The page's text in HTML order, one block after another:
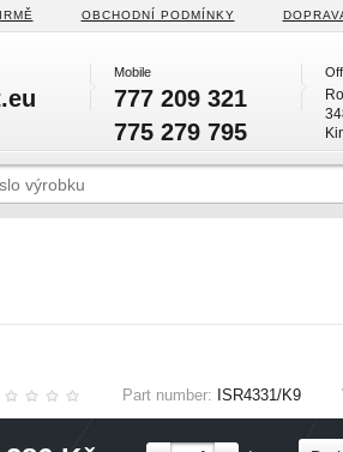
OBCHODNÍ PODMÍNKY
Mobile
777 209 321
775 279 795
Part number: ISR4331/K9